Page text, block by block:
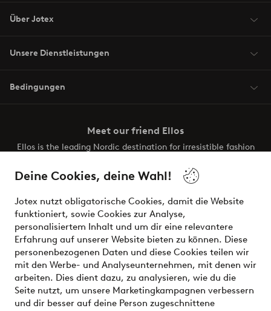
Deine Cookies, deine Wahl!
Jotex nutzt obligatorische Cookies, damit die Website
funktioniert, sowie Cookies zur Analyse,
personalisiertem Inhalt und um dir eine relevantere
Erfahrung auf unserer Website bieten zu können. Diese
personenbezogenen Daten und diese Cookies teilen wir
mit den Werbe- und Analyseunternehmen, mit denen wir
arbeiten. Dies dient dazu, zu analysieren, wie du die
Seite nutzt, um unsere Marketingkampagnen verbessern
und dir besser auf deine Person zugeschnittene
Über Jotex
Unsere Dienstleistungen
Bedingungen
Meet our friend Ellos
Ellos is the leading Nordic destination for irresistible fashion
the latest trends, curated to make finding your next look
effortless. It’s all here.
Visit Ellos
Sichere Zahlungen - Jetzt bezahlen oder aufteilen
Möchtest du mehr über unsere
Zahlungsmöglichkeitenerfahren?